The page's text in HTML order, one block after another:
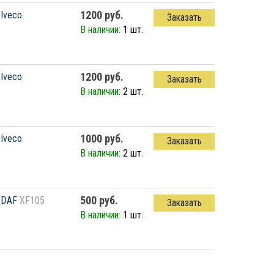
Iveco 1200 руб.
В наличии: 1 шт.
Заказать
Iveco 1200 руб.
В наличии: 2 шт.
Заказать
Iveco 1000 руб.
В наличии: 2 шт.
Заказать
DAF XF105 500 руб.
В наличии: 1 шт.
Заказать